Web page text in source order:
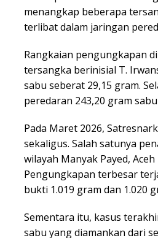
menangkap beberapa
terlibat dalam jaringan
Rangkaian pengungkapan
tersangka berinisial T.
sabu seberat 29,15 gram.
peredaran 243,20 gram
Pada Maret 2026,
sekaligus. Salah satunya
wilayah Manyak Payed,
Pengungkapan terbesar
bukti 1.019 gram dan 1.020
Sementara itu, kasus
sabu yang diamankan dari